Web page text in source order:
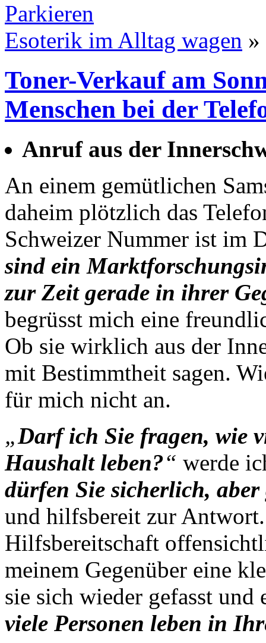
Parkieren
Esoterik im Alltag wagen »
Toner-Verkauf am
Menschen bei der
Anruf aus der
An einem gemütlichen
daheim plötzlich das
Schweizer Nummer ist im
sind ein
zur Zeit gerade in ihrer
begrüsst mich eine
Ob sie wirklich aus der
mit Bestimmtheit sagen.
für mich nicht an.
„Darf ich Sie fragen, wie
Haushalt leben?“ werde
dürfen Sie sicherlich, aber
und hilfsbereit zur
Hilfsbereitschaft
meinem Gegenüber eine
sie sich wieder gefasst
viele Personen leben in